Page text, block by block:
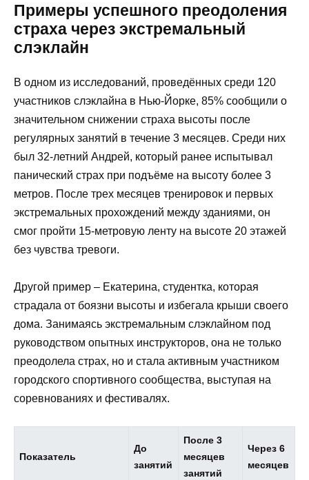
Примеры успешного преодоления
страха через экстремальный
слэклайн
В одном из исследований, проведённых среди 120
участников слэклайна в Нью-Йорке, 85% сообщили о
значительном снижении страха высоты после
регулярных занятий в течение 3 месяцев. Среди них
был 32-летний Андрей, который ранее испытывал
панический страх при подъёме на высоту более 3
метров. После трех месяцев тренировок и первых
экстремальных прохождений между зданиями, он
смог пройти 15-метровую ленту на высоте 20 этажей
без чувства тревоги.
Другой пример – Екатерина, студентка, которая
страдала от боязни высоты и избегала крыши своего
дома. Занимаясь экстремальным слэклайном под
руководством опытных инструкторов, она не только
преодолела страх, но и стала активным участником
городского спортивного сообщества, выступая на
соревнованиях и фестивалях.
Показатель
До
занятий
После 3
месяцев
занятий
Через 6
месяцев